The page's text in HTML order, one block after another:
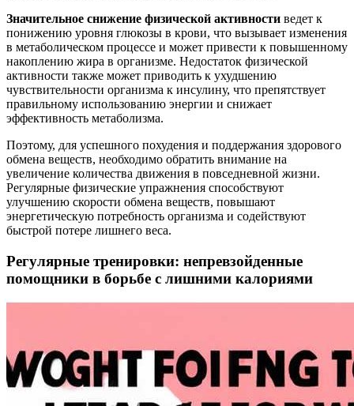
Значительное снижение физической активности ведет к
понижению уровня глюкозы в крови, что вызывает изменения
в метаболическом процессе и может привести к повышенному
накоплению жира в организме. Недостаток физической
активности также может приводить к ухудшению
чувствительности организма к инсулину, что препятствует
правильному использованию энергии и снижает
эффективность метаболизма.
Поэтому, для успешного похудения и поддержания здорового
обмена веществ, необходимо обратить внимание на
увеличение количества движения в повседневной жизни.
Регулярные физические упражнения способствуют
улучшению скорости обмена веществ, повышают
энергетическую потребность организма и содействуют
быстрой потере лишнего веса.
Регулярные тренировки: непревзойденные
помощники в борьбе с лишними калориями